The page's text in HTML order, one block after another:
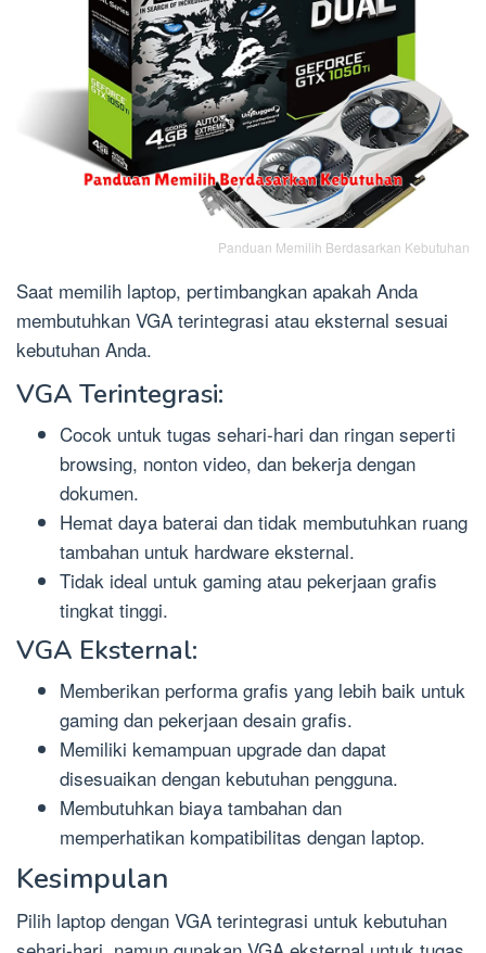
Panduan Memilih Berdasarkan Kebutuhan
Saat memilih laptop, pertimbangkan apakah Anda
membutuhkan VGA terintegrasi atau eksternal sesuai
kebutuhan Anda.
VGA Terintegrasi:
Cocok untuk tugas sehari-hari dan ringan seperti
browsing, nonton video, dan bekerja dengan
dokumen.
Hemat daya baterai dan tidak membutuhkan ruang
tambahan untuk hardware eksternal.
Tidak ideal untuk gaming atau pekerjaan grafis
tingkat tinggi.
VGA Eksternal:
Memberikan performa grafis yang lebih baik untuk
gaming dan pekerjaan desain grafis.
Memiliki kemampuan upgrade dan dapat
disesuaikan dengan kebutuhan pengguna.
Membutuhkan biaya tambahan dan
memperhatikan kompatibilitas dengan laptop.
Kesimpulan
Pilih laptop dengan VGA terintegrasi untuk kebutuhan